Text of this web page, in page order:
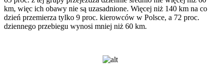
km, więc ich obawy nie są uzasadnione. Więcej niż 140 km na co
dzień przemierza tylko 9 proc. kierowców w Polsce, a 72 proc.
dziennego przebiegu wynosi mniej niż 60 km.